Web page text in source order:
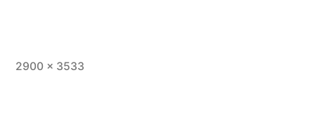
2900 × 3533